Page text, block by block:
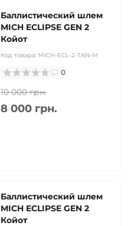
Баллистический шлем
MICH ECLIPSE GEN 2
Койот
Код товара: MICH-ECL-2-TAN-M
0
10 000 грн.
8 000 грн.
Баллистический шлем
MICH ECLIPSE GEN 2
Койот